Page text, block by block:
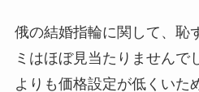
俄の結婚指輪に関して、恥
ミはほぼ見当たりませんで
よりも価格設定が低くいた